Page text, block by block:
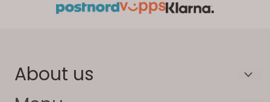
About us
HOS JANNE AS